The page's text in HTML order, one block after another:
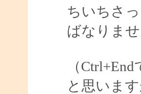
ちいちさ
ばなりませ
（
と思いま